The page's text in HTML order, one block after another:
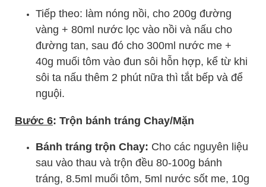
Tiếp theo: làm nóng nồi, cho 200g đường
vàng + 80ml nước lọc vào nồi và nấu cho
đường tan, sau đó cho 300ml nước me +
40g muối tôm vào đun sôi hỗn hợp, kể từ khi
sôi ta nấu thêm 2 phút nữa thì tắt bếp và để
nguội.
Bước 6: Trộn bánh tráng Chay/Mặn
Bánh tráng trộn Chay: Cho các nguyên liệu
sau vào thau và trộn đều 80-100g bánh
tráng, 8.5ml muối tôm, 5ml nước sốt me, 10g